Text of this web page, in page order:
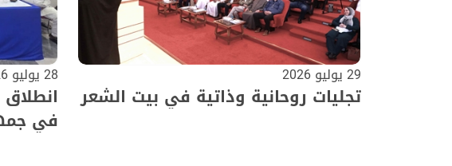
29 يوليو 2026
تجليات روحانية وذاتية في بيت الشعر
28 يوليو 2026
في